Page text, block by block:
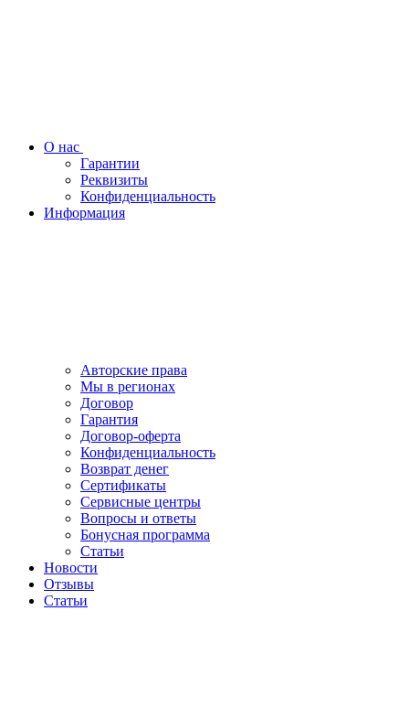
О нас
Гарантии
Реквизиты
Конфиденциальность
Информация
Авторские права
Мы в регионах
Договор
Гарантия
Договор-оферта
Конфиденциальность
Возврат денег
Сертификаты
Сервисные центры
Вопросы и ответы
Бонусная программа
Статьи
Новости
Отзывы
Статьи